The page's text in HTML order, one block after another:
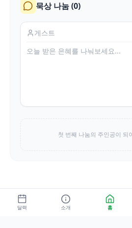
묵상 나눔 (0)
첫 번째 나눔의 주인공이 되
달력 소개 홈